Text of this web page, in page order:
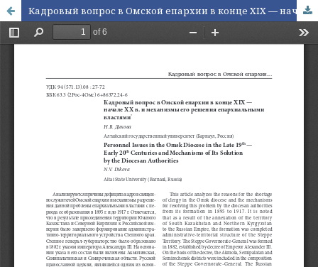
Кадровый вопрос в Омской епархии в конце XIX — начале ХХ в. и механизмы его решения епархиальными властями